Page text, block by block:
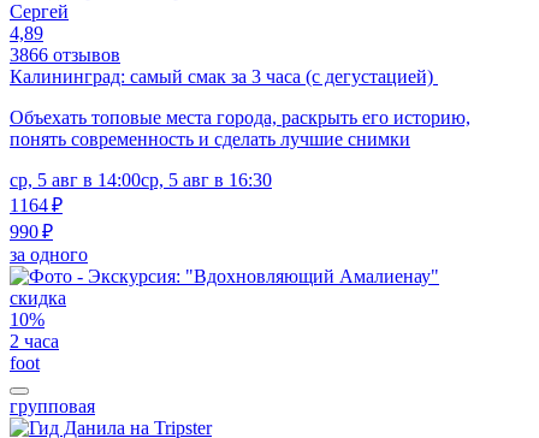
Сергей
4,89
3866 отзывов
Калининград: самый смак за 3 часа (с дегустацией)
Объехать топовые места города, раскрыть его историю,
понять современность и сделать лучшие снимки
ср, 5 авг в 14:00ср, 5 авг в 16:30
1164 ₽
990 ₽
за одного
скидка
10%
2 часа
foot
групповая